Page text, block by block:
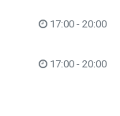
17:00 - 20:00
17:00 - 20:00